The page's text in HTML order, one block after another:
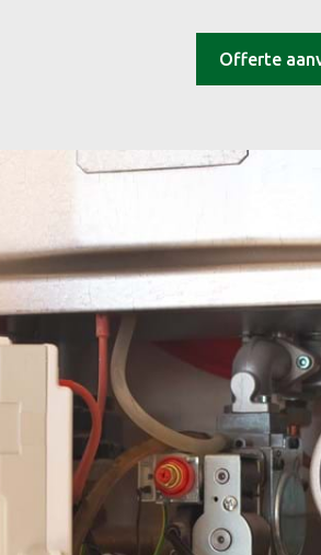
Offerte